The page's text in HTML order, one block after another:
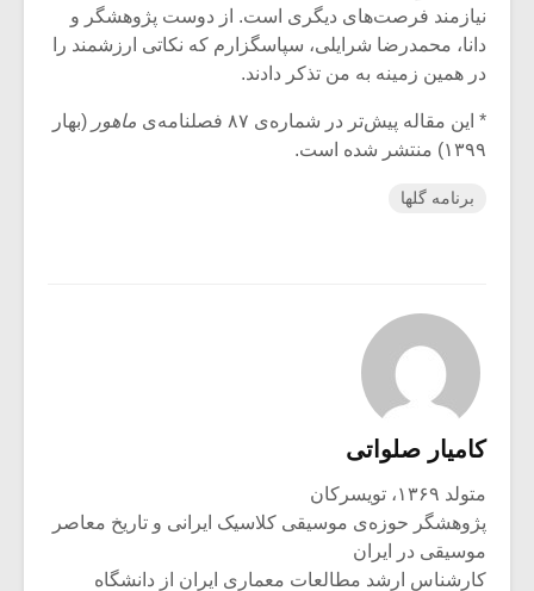
نیازمند فرصت‌های دیگری است. از دوست پژوهشگر و
دانا، محمدرضا شرایلی، سپاسگزارم که نکاتی ارزشمند را
در همین زمینه به من تذکر دادند.
* این مقاله پیش‌تر در شماره‌ی ۸۷ فصلنامه‌ی ماهور (بهار
۱۳۹۹) منتشر شده است.
برنامه گلها
کامیار صلواتی
متولد ۱۳۶۹، تویسرکان
پژوهشگر حوزه‌ی موسیقی کلاسیک ایرانی و تاریخ معاصر
موسیقی در ایران
کارشناس ارشد مطالعات معماری ایران از دانشگاه